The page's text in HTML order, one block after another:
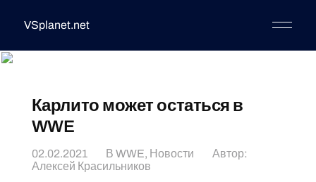
VSplanet.net
Карлито может остаться в
WWE
02.02.2021 В WWE, Новости
Автор:
Алексей Красильников